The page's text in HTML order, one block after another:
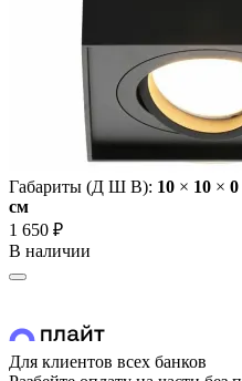
Габариты (Д Ш В): 10 × 10 × 0
cм
1 650 ₽
В наличии
Для клиентов всех банков